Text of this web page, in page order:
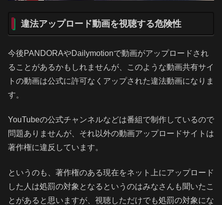
違法アップロード動画を視聴する危険性
今後PANDORAやDailymotionで動画がアップロードされ
ることがあるかもしれませんが、このような動画共有サイ
トの動画は公式に許可なくアップされた違法動画になりま
す。
YouTubeの公式チャンネルなどは番組で制作しているので
問題ありませんが、それ以外の動画アップロードサイトは
著作権に違反しています。
というのも、著作権のある現在をネット上にアップロード
した人は処罰の対象となるというのはみなさんも聞いたこ
とがあると思いますが、視聴しただけでも処罰の対象にな